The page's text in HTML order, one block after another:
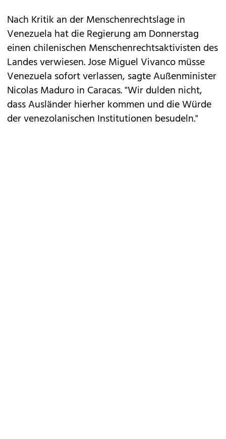
Nach Kritik an der Menschenrechtslage in
Venezuela hat die Regierung am Donnerstag
einen chilenischen Menschenrechtsaktivisten des
Landes verwiesen. Jose Miguel Vivanco müsse
Venezuela sofort verlassen, sagte Außenminister
Nicolas Maduro in Caracas. "Wir dulden nicht,
dass Ausländer hierher kommen und die Würde
der venezolanischen Institutionen besudeln."